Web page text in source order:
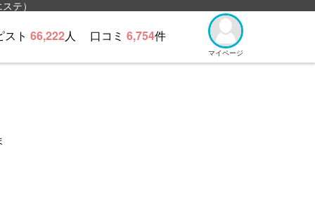
テ）
スト 66,222人 口コミ 6,754件
マイページ